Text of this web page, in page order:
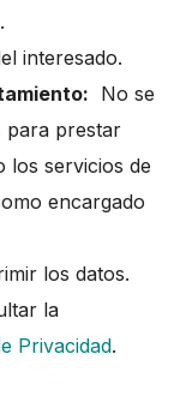
interesado.
No se
para prestar
los servicios de
encargado
los datos.
la
Privacidad.